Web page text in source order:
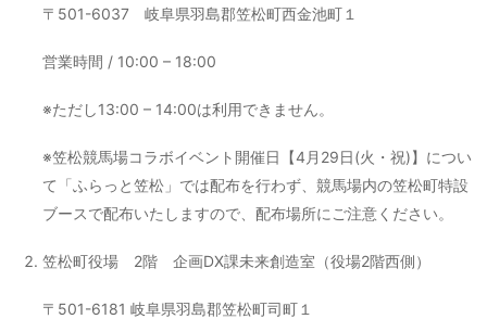
〒501-6037 岐阜県羽島郡笠松町西金池町１
営業時間 / 10:00 – 18:00
※ただし13:00 – 14:00は利用できません。
※笠松競馬場コラボイベント開催日【4月29日(火・祝)】につい
て「ふらっと笠松」では配布を行わず、競馬場内の笠松町特設
ブースで配布いたしますので、配布場所にご注意ください。
笠松町役場 2階 企画DX課未来創造室（役場2階西側）
〒501-6181 岐阜県羽島郡笠松町司町１